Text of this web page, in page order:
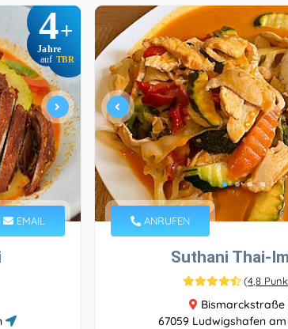
4+
Jahre
auf TBR
EMAIL ANRUFEN
Suthani Thai-
(4,8
Bismarckstraße
67059 Ludwigshafen